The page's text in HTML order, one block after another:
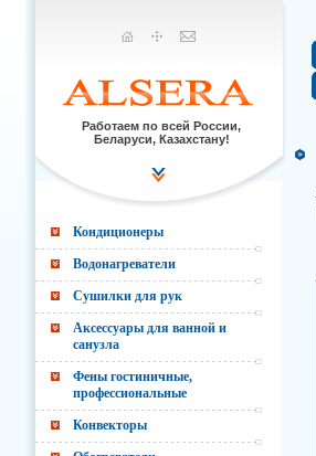
Работаем по всей России,
Беларуси, Казахстану!
Кондиционеры
Водонагреватели
Сушилки для рук
Аксессуары для ванной и
санузла
Фены гостиничные,
профессиональные
Конвекторы